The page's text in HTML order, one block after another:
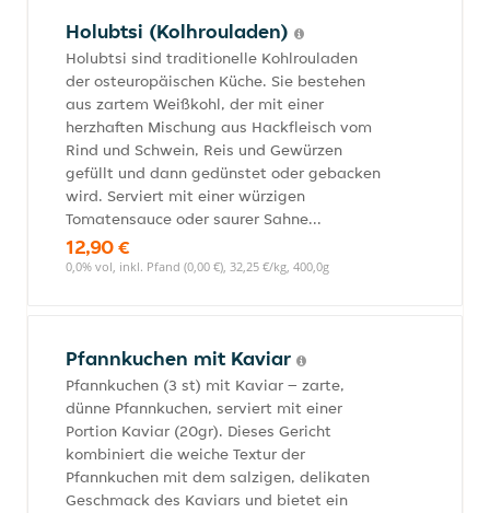
Holubtsi (Kolhrouladen)
Holubtsi sind traditionelle Kohlrouladen
der osteuropäischen Küche. Sie bestehen
aus zartem Weißkohl, der mit einer
herzhaften Mischung aus Hackfleisch vom
Rind und Schwein, Reis und Gewürzen
gefüllt und dann gedünstet oder gebacken
wird. Serviert mit einer würzigen
Tomatensauce oder saurer Sahne...
12,90 €
0,0% vol, inkl. Pfand (0,00 €), 32,25 €/kg, 400,0g
Pfannkuchen mit Kaviar
Pfannkuchen (3 st) mit Kaviar – zarte,
dünne Pfannkuchen, serviert mit einer
Portion Kaviar (20gr). Dieses Gericht
kombiniert die weiche Textur der
Pfannkuchen mit dem salzigen, delikaten
Geschmack des Kaviars und bietet ein